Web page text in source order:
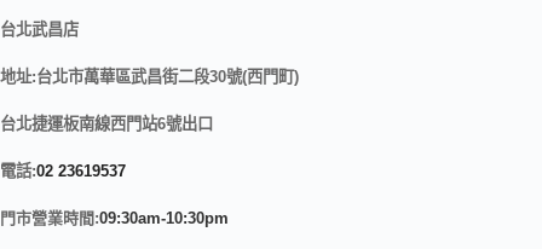
台北武昌店
地址:台北市萬華區武昌街二段30號(西門町)
台北捷運板南線西門站6號出口
電話:02 23619537
門市營業時間:09:30am-10:30pm